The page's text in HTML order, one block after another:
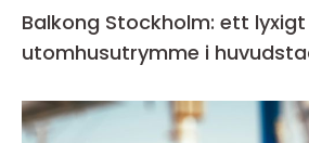
Balkong Stockholm: ett lyxigt
utomhusutrymme i